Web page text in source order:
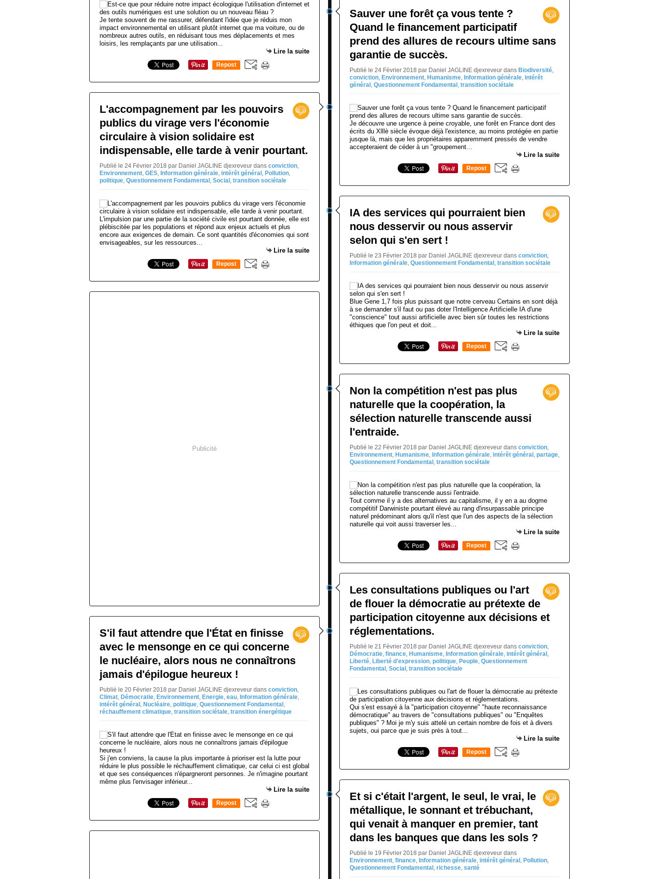
Je tente souvent de me rassurer, défendant l'idée que je réduis mon
impact environnemental en utilisant plutôt internet que ma voiture, ou de
nombreux autres outils, en réduisant tous mes déplacements et mes
loisirs, les remplaçants par une utilisation...
Lire la suite
Repost
L'accompagnement par les pouvoirs
publics du virage vers l'économie
circulaire à vision solidaire est
indispensable, elle tarde à venir pourtant.
Publié le 24 Février 2018 par Daniel JAGLINE djexreveur dans conviction,
Environnement, GES, Information générale, intérêt général , Pollution,
politique, Questionnement Fondamental , Social , transition sociétale
L'impulsion par une partie de la société civile est pourtant donnée, elle est
plébiscitée par les populations et répond aux enjeux actuels et plus
encore aux exigences de demain. Ce sont quantités d'économies qui sont
envisageables, sur les ressources...
Lire la suite
Repost
Publicité
S'il faut attendre que l'État en finisse
avec le mensonge en ce qui concerne
le nucléaire, alors nous ne connaîtrons
jamais d'épilogue heureux !
Publié le 20 Février 2018 par Daniel JAGLINE djexreveur dans conviction,
Climat, Démocratie, Environnement, Energie, eau, Information générale,
intérêt général , Nucléaire, politique, Questionnement Fondamental ,
réchauffement climatique, transition sociétale, transition énergétique
Si j'en conviens, la cause la plus importante à prioriser est la lutte pour
réduire le plus possible le réchauffement climatique, car celui ci est global
et que ses conséquences n'épargneront personnes. Je n'imagine pourtant
même plus l'envisager inférieur...
Lire la suite
Repost
Sauver une forêt ça vous tente ?
Quand le financement participatif
prend des allures de recours ultime sans
garantie de succès.
Publié le 24 Février 2018 par Daniel JAGLINE djexreveur dans Biodiversité,
conviction, Environnement, Humanisme, Information générale, intérêt
général , Questionnement Fondamental , transition sociétale
Je découvre une urgence à peine croyable, une forêt en France dont des
écrits du Xlllè siècle évoque déjà l'existence, au moins protégée en partie
jusque là, mais que les propriétaires apparemment pressés de vendre
accepteraient de céder à un "groupement...
Lire la suite
Repost
IA des services qui pourraient bien
nous desservir ou nous asservir
selon qui s'en sert !
Publié le 23 Février 2018 par Daniel JAGLINE djexreveur dans conviction,
Information générale, Questionnement Fondamental , transition sociétale
Blue Gene 1,7 fois plus puissant que notre cerveau Certains en sont déjà
à se demander s'il faut ou pas doter l'Intelligence Artificielle IA d'une
"conscience" tout aussi artificielle avec bien sûr toutes les restrictions
éthiques que l'on peut et doit...
Lire la suite
Repost
Non la compétition n'est pas plus
naturelle que la coopération, la
sélection naturelle transcende aussi
l'entraide.
Publié le 22 Février 2018 par Daniel JAGLINE djexreveur dans conviction,
Environnement, Humanisme, Information générale, intérêt général , partage,
Questionnement Fondamental , transition sociétale
Tout comme il y a des alternatives au capitalisme, il y en a au dogme
compétitif Darwiniste pourtant élevé au rang d'insurpassable principe
naturel prédominant alors qu'il n'est que l'un des aspects de la sélection
naturelle qui voit aussi traverser les...
Lire la suite
Repost
Les consultations publiques ou l'art
de flouer la démocratie au prétexte de
participation citoyenne aux décisions et
réglementations.
Publié le 21 Février 2018 par Daniel JAGLINE djexreveur dans conviction,
Démocratie, finance, Humanisme, Information générale, intérêt général ,
Liberté, Liberté d'expression, politique, Peuple, Questionnement
Fondamental , Social , transition sociétale
Qui s'est essayé à la "participation citoyenne" "haute reconnaissance
démocratique" au travers de "consultations publiques" ou "Enquêtes
publiques" ? Moi je m'y suis attelé un certain nombre de fois et à divers
sujets, oui parce que je suis près à tout...
Lire la suite
Repost
Et si c'était l'argent, le seul, le vrai, le
métallique, le sonnant et trébuchant,
qui venait à manquer en premier, tant
dans les banques que dans les sols ?
Publié le 19 Février 2018 par Daniel JAGLINE djexreveur dans
Environnement, finance, Information générale, intérêt général , Pollution,
Questionnement Fondamental , richesse, santé